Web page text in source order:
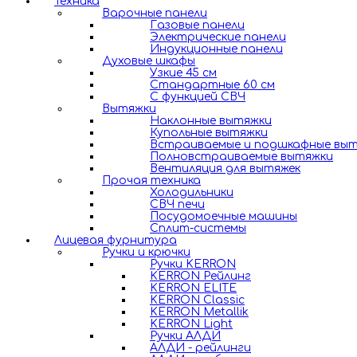
Варочные панели
Газовые панели
Электрические панели
Индукционные панели
Духовые шкафы
Узкие 45 см
Стандартные 60 см
С функцией СВЧ
Вытяжки
Наклонные вытяжки
Купольные вытяжки
Встраиваемые и подшкафные
Полновстраиваемые вытяжки
Вентиляция для вытяжек
Прочая техника
Холодильники
СВЧ печи
Посудомоечные машины
Сплит-системы
Лицевая фурнитура
Ручки и крючки
Ручки KERRON
KERRON Рейлинг
KERRON ELITE
KERRON Classic
KERRON Metallik
KERRON Light
Ручки АЛДИ
АЛДИ - рейлинги